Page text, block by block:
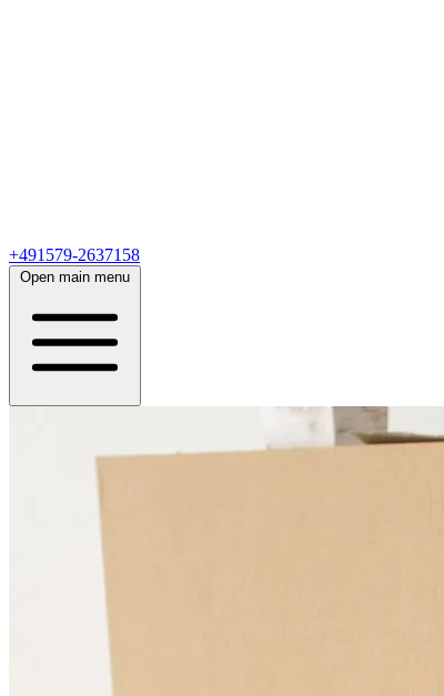
+491579-2637158
Open main menu